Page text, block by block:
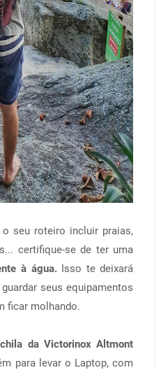
seu roteiro incluir praias,
certifique-se de ter uma
à água.Isso te deixará
seus equipamentos
ficar molhando.
da Victorinox Altmont
para levar o Laptop, com